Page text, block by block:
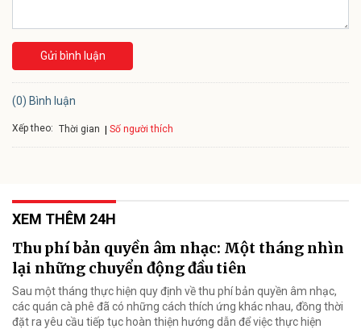
Gửi bình luận
(0) Bình luận
Xếp theo: Thời gian Số người thích
XEM THÊM 24H
Thu phí bản quyền âm nhạc: Một tháng nhìn
lại những chuyển động đầu tiên
Sau một tháng thực hiện quy định về thu phí bản quyền âm nhạc,
các quán cà phê đã có những cách thích ứng khác nhau, đồng thời
đặt ra yêu cầu tiếp tục hoàn thiện hướng dẫn để việc thực hiện